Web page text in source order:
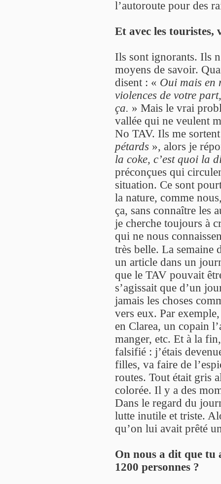
l’autoroute pour des
Et avec les touristes,
Ils sont ignorants. Ils
moyens de savoir.
disent : « Oui mais en
violences de votre
ça. » Mais le vrai
vallée qui ne veulent
No TAV. Ils me
pétards », alors je
la coke, c’est quoi la
préconçues qui
situation. Ce sont
la nature, comme
ça, sans connaître les
je cherche toujours à
qui ne nous
très belle. La semaine
un article dans un
que le TAV pouvait
s’agissait que d’un
jamais les choses
vers eux. Par
en Clarea, un copain
manger, etc. Et à la
falsifié : j’étais
filles, va faire de
routes. Tout était gris
colorée. Il y a des
Dans le regard du
lutte inutile et triste.
qu’on lui avait prêté
On nous a dit que tu
1200 personnes ?